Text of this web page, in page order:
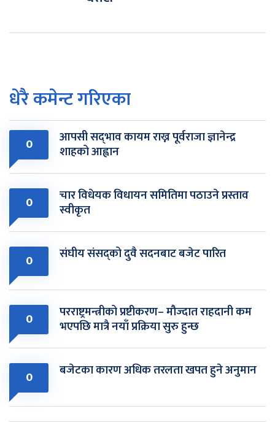
धेरै कमेन्ट गरिएका
0 आपसी सद्‌भाव कायम राख्न पूर्वराजा ज्ञानेन्द्र
शाहको आह्वान
0 चार विधेयक विधायन समितिमा पठाउने प्रस्ताव
स्वीकृत
0 संघीय संसद्को दुवै सदनबाट बजेट पारित
0 परराष्ट्रमन्त्रीको प्रष्टीकरण– मौज्दात राहदानी कम
भएपछि मात्रै नयाँ प्रक्रिया सुरु हुन्छ
0 बजेटका कारण अधिक तरलता खपत हुने अनुमान